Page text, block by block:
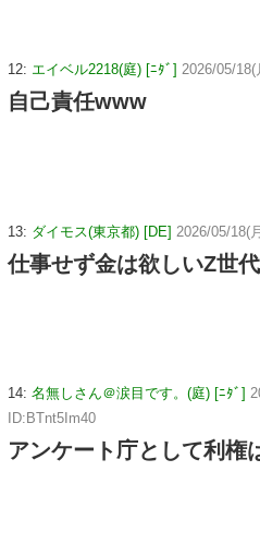
12: エイベル2218(庭) [ﾆﾀﾞ] 2026/05/
自己責任www
13: ダイモス(東京都) [DE] 2026/05/18(
仕事せず金は欲しいZ世代
14: 名無しさん＠涙目です。(庭) [ﾆﾀﾞ]
ID:BTnt5Im40
アンケート庁として利権